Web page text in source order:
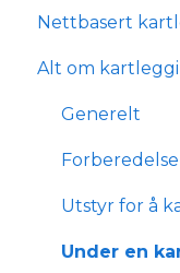
Logge inn
Tekniske
Installasjon
Integrations
Nettbasert
Kom igang
Lær mer om
FAQ
Alt om
Generelt
Utstyr for å
Under en